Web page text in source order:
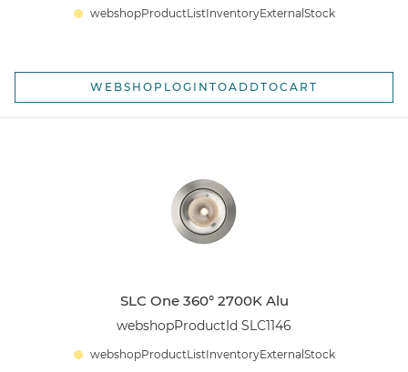
webshopProductListInventoryExternalStock
WEBSHOPLOGINTOADDTOCART
SLC One 360° 2700K Alu
webshopProductId SLC1146
webshopProductListInventoryExternalStock